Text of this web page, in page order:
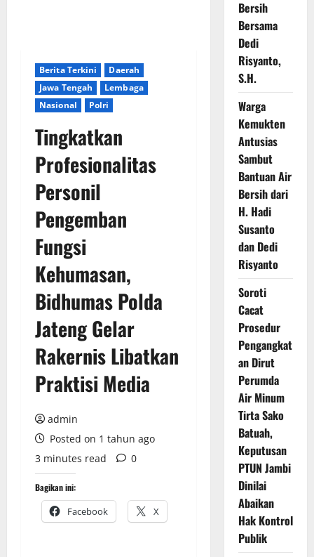
Berita Terkini
Daerah
Jawa Tengah
Lembaga
Nasional
Polri
Tingkatkan
Profesionalitas
Personil
Pengemban
Fungsi
Kehumasan,
Bidhumas Polda
Jateng Gelar
Rakernis Libatkan
Praktisi Media
admin
Posted on 1 tahun ago
3 minutes read
0
Bagikan ini:
Facebook X
Bersih
Bersama
Dedi
Risyanto,
S.H.
Warga
Kemukten
Antusias
Sambut
Bantuan Air
Bersih dari
H. Hadi
Susanto
dan Dedi
Risyanto
Soroti
Cacat
Prosedur
Pengangkat
an Dirut
Perumda
Air Minum
Tirta Sako
Batuah,
Keputusan
PTUN Jambi
Dinilai
Abaikan
Hak Kontrol
Publik